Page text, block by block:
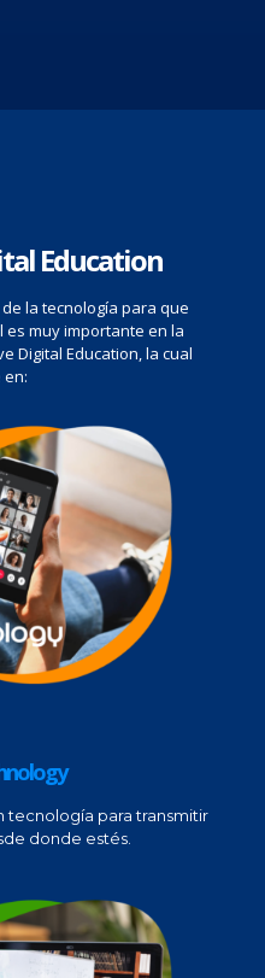
Education
la tecnología para que
muy importante en la
Digital Education, la cual
en:
tecnología para transmitir
donde estés.